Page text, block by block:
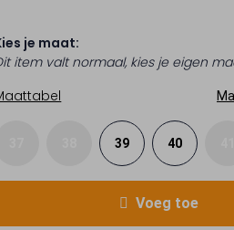
je maat:
item valt normaal, kies je eigen
39 40
Voeg toe